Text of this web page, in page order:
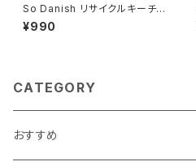
So Danish リサイクルキーチェ
ーン (バイク)
¥990
CATEGORY
おすすめ